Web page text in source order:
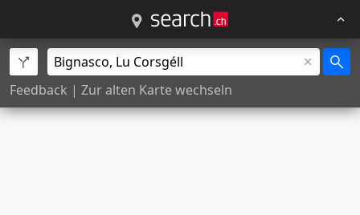
Feedback | Zur alten Karte wechseln